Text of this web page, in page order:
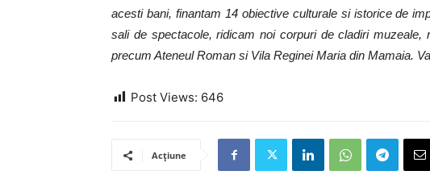
acesti bani, finantam 14 obiective culturale si istorice de
sali de spectacole, ridicam noi corpuri de cladiri
precum Ateneul Roman si Vila Reginei Maria din Mamaia.
Post Views: 646
Acțiune